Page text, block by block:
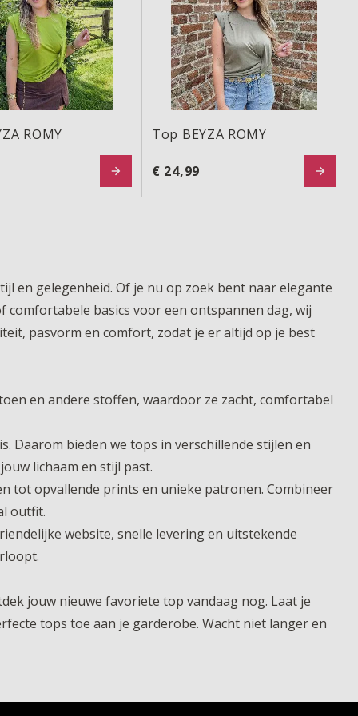
ROMY Top BEYZA ROMY
€ 24,99
en gelegenheid. Of je nu op zoek bent naar elegante
basics voor een ontspannen dag, wij
pasvorm en comfort, zodat je er altijd op je best
en andere stoffen, waardoor ze zacht, comfortabel
Daarom bieden we tops in verschillende stijlen en
lichaam en stijl past.
tot opvallende prints en unieke patronen. Combineer
outfit.
website, snelle levering en uitstekende
jouw nieuwe favoriete top vandaag nog. Laat je
tops toe aan je garderobe. Wacht niet langer en